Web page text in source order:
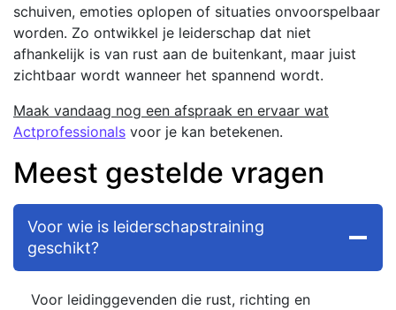
schuiven, emoties oplopen of situaties onvoorspelbaar
worden. Zo ontwikkel je leiderschap dat niet
afhankelijk is van rust aan de buitenkant, maar juist
zichtbaar wordt wanneer het spannend wordt.
Maak vandaag nog een afspraak en ervaar wat
Actprofessionals voor je kan betekenen.
Meest gestelde vragen
Voor wie is leiderschapstraining
geschikt?
Voor leidinggevenden die rust, richting en